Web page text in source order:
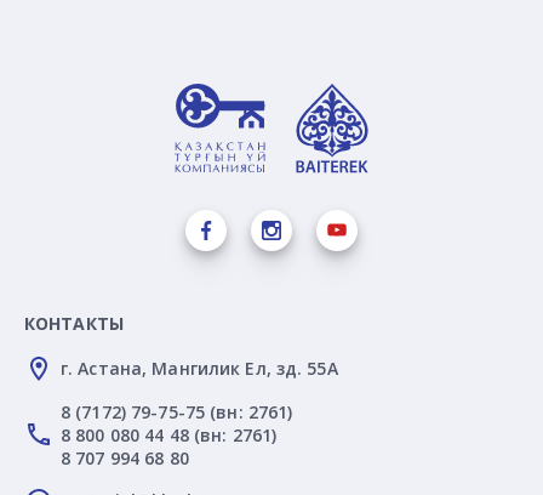
КОНТАКТЫ
г. Астана, Мангилик Ел, зд. 55А
8 (7172) 79-75-75 (вн: 2761)
8 800 080 44 48 (вн: 2761)
8 707 994 68 80